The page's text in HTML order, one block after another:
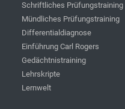
Schriftliches Prüfungstraining
Mündliches Prüfungstraining
Differentialdiagnose
Einführung Carl Rogers
Gedächtnistraining
Lehrskripte
Lernwelt